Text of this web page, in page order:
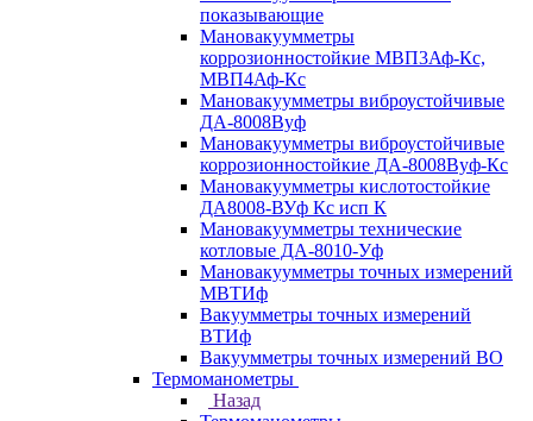
показывающие
Мановакуумметры
коррозионностойкие МВП3Аф-Кс,
МВП4Аф-Кс
Мановакуумметры виброустойчивые
ДА-8008Вуф
Мановакуумметры виброустойчивые
коррозионностойкие ДА-8008Вуф-Кс
Мановакуумметры кислотостойкие
ДА8008-ВУф Кс исп К
Мановакуумметры технические
котловые ДА-8010-Уф
Мановакуумметры точных измерений
МВТИф
Вакуумметры точных измерений
ВТИф
Вакуумметры точных измерений ВО
Термоманометры
Назад